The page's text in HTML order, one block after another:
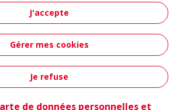
& Défense
Données personnelles
Crédits
J'accepte
Gérer mes cookies
Je refuse
de données personnelles et